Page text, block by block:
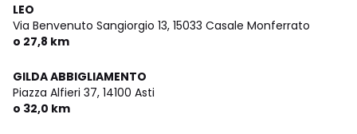
LEO
Via Benvenuto Sangiorgio 13, 15033 Casale Monferrato
o 27,8 km
GILDA ABBIGLIAMENTO
Piazza Alfieri 37, 14100 Asti
o 32,0 km